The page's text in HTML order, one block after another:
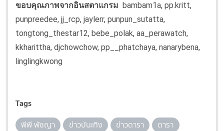
ขอบคุณภาพจากอินสตาแกรม bambam1a, pp.kritt,
punpreedee, jj_rcp, jaylerr, punpun_sutatta,
tongtong_thestar12, bebe_polak, aa_perawatch,
kkharittha, djchowchow, pp__phatchaya, nanarybena,
linglingkwong
Tags
พีพี พัชญา ข่าวบันเทิง ข่าวดารา
ดารา